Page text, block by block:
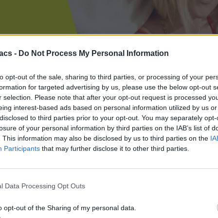
- Do Not Process My Personal Information
opt-out of the sale, sharing to third parties, or processing of your
for targeted advertising by us, please use the below opt-out
selection. Please note that after your opt-out request is processed
interest-based ads based on personal information utilized by us
to third parties prior to your opt-out. You may separately
of your personal information by third parties on the IAB’s list of
This information may also be disclosed by us to third parties on the
Participants that may further disclose it to other third parties.
Data Processing Opt Outs
opt-out of the Sharing of my personal data.
να συμβαίνει και στην περίπτωση του What’s UP.
ανεβάσει η Cosmote στην επίσημη ιστοσελίδα της, μιλά για
της.
παραπάνω διαστήματος.
εντός ΕΕ/ΕΟΧ και εφαρμόζεται όριο 20,5GΒ στη χρήση
όχι με τα ΜΒ άλλων πακέτων.
#pare_dwse, #pare_moirase.